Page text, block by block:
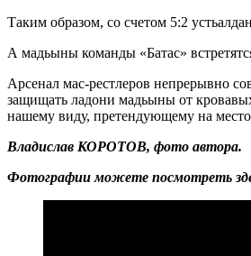
Таким образом, со счетом 5:2
А мадьыны команды «Батас»
Арсенал мас-рестлеров непрерывно
защищать ладони мадьыны от
нашему виду, претендующему на
Владислав КОРОТОВ, фото автора.
Фотографии можете посмотреть